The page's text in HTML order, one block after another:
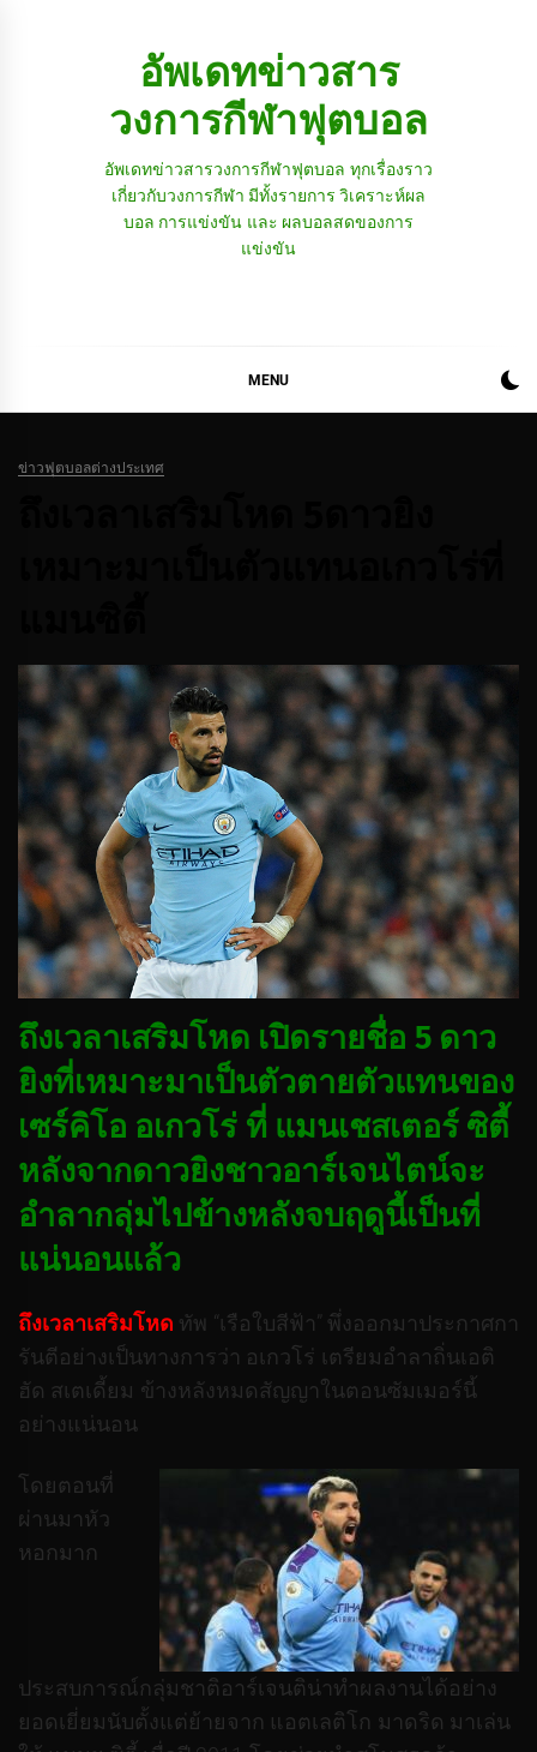
อัพเดทข่าวสาร
วงการกีฬาฟุตบอล
อัพเดทข่าวสารวงการกีฬาฟุตบอล ทุกเรื่องราว
เกี่ยวกับวงการกีฬา มีทั้งรายการ วิเคราะห์ผล
บอล การแข่งขัน และ ผลบอลสดของการ
แข่งขัน
MENU
ข่าวฟุตบอลต่างประเทศ
ถึงเวลาเสริมโหด เปิดรายชื่อ 5 ดาว
ยิงที่เหมาะมาเป็นตัวตายตัวแทนของ
เซร์คิโอ อเกวโร่ ที่ แมนเชสเตอร์ ซิตี้
หลังจากดาวยิงชาวอาร์เจนไตน์จะ
อำลากลุ่มไปข้างหลังจบฤดูนี้เป็นที่
แน่นอนแล้ว
ถึงเวลาเสริมโหด ทัพ “เรือใบสีฟ้า” พึ่งออกมาประกาศกา
รันตีอย่างเป็นทางการว่า อเกวโร่ เตรียมอำลาถิ่นเอติ
ฮัด สเตเดี้ยม ข้างหลังหมดสัญญาในตอนซัมเมอร์นี้
อย่างแน่นอน
โดยตอนที่
ผ่านมาหัว
หอกมาก
ประสบการณ์กลุ่มชาติอาร์เจนติน่าทำผลงานได้อย่าง
ยอดเยี่ยมนับตั้งแต่ย้ายจาก แอตเลติโก มาดริด มาเล่น